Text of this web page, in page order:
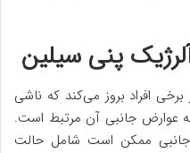
پنی سیلین
افراد بروز می‌کند که ناشی
عوارض جانبی آن مرتبط است.
ممکن است شامل حالت